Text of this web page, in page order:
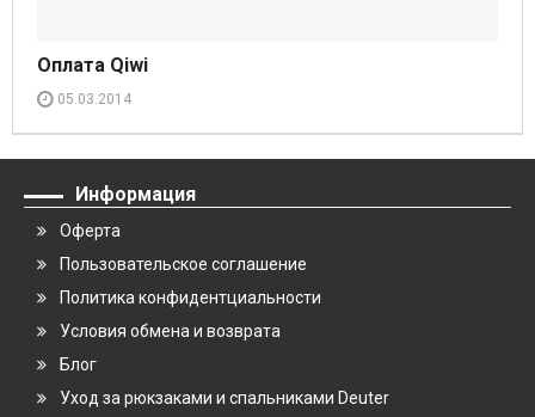
Оплата Qiwi
05.03.2014
Информация
Оферта
Пользовательское соглашение
Политика конфидентциальности
Условия обмена и возврата
Блог
Уход за рюкзаками и спальниками Deuter